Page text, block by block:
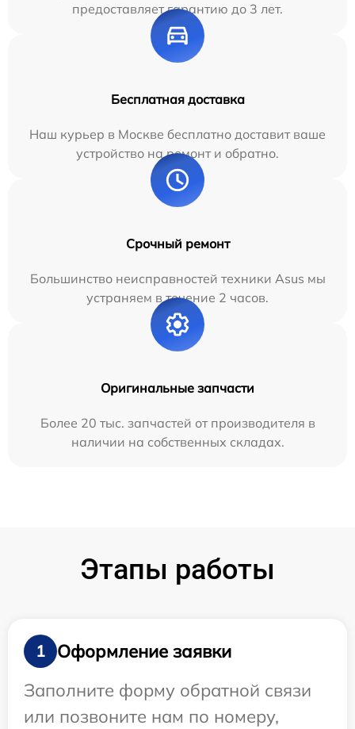
предоставляет гарантию до 3 лет.
Бесплатная доставка
Наш курьер в Москве бесплатно доставит ваше
устройство на ремонт и обратно.
Срочный ремонт
Большинство неисправностей техники Asus мы
устраняем в течение 2 часов.
Оригинальные запчасти
Более 20 тыс. запчастей от производителя в
наличии на собственных складах.
Этапы работы
1
Оформление заявки
Заполните форму обратной связи
или позвоните нам по номеру,